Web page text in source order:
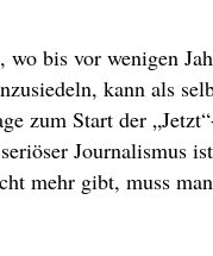
bis vor wenigen
kann als
zum Start der
Journalismus
mehr gibt, muss